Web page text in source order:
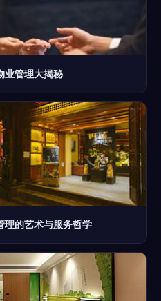
业管理大揭秘
理的艺术与服务哲学